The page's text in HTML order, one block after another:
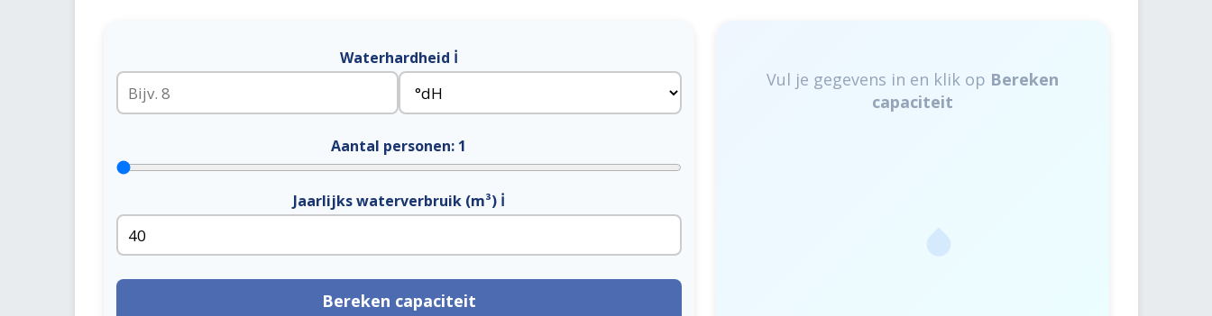
Waterhardheid ℹ
Aantal personen: 1
Jaarlijks waterverbruik (m³) ℹ
Bereken capaciteit
Vul je gegevens in en klik op Bereken
capaciteit